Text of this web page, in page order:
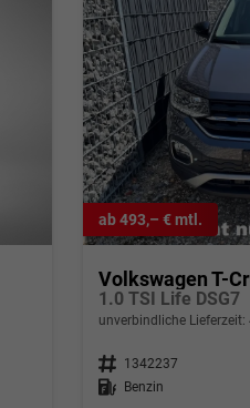
ab 493,– € mtl.
Volkswagen T-
1.0 TSI Life DSG7
unverbindliche Lieferzeit:
Fahrzeugnr. 1342237
Kraftstoff Benzin